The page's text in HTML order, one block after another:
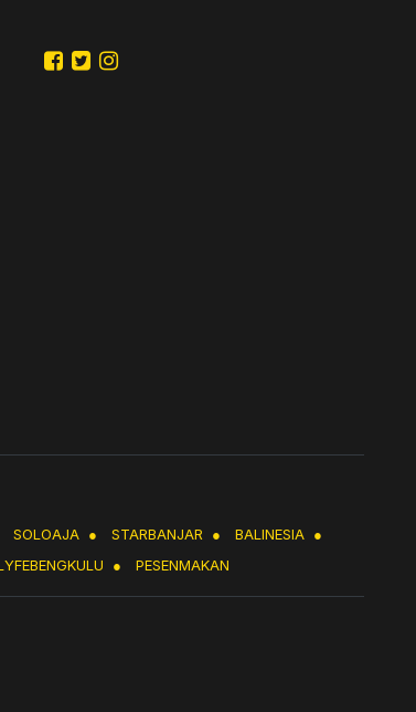
SOLOAJA ● STARBANJAR ● BALINESIA ●
● PESENMAKAN